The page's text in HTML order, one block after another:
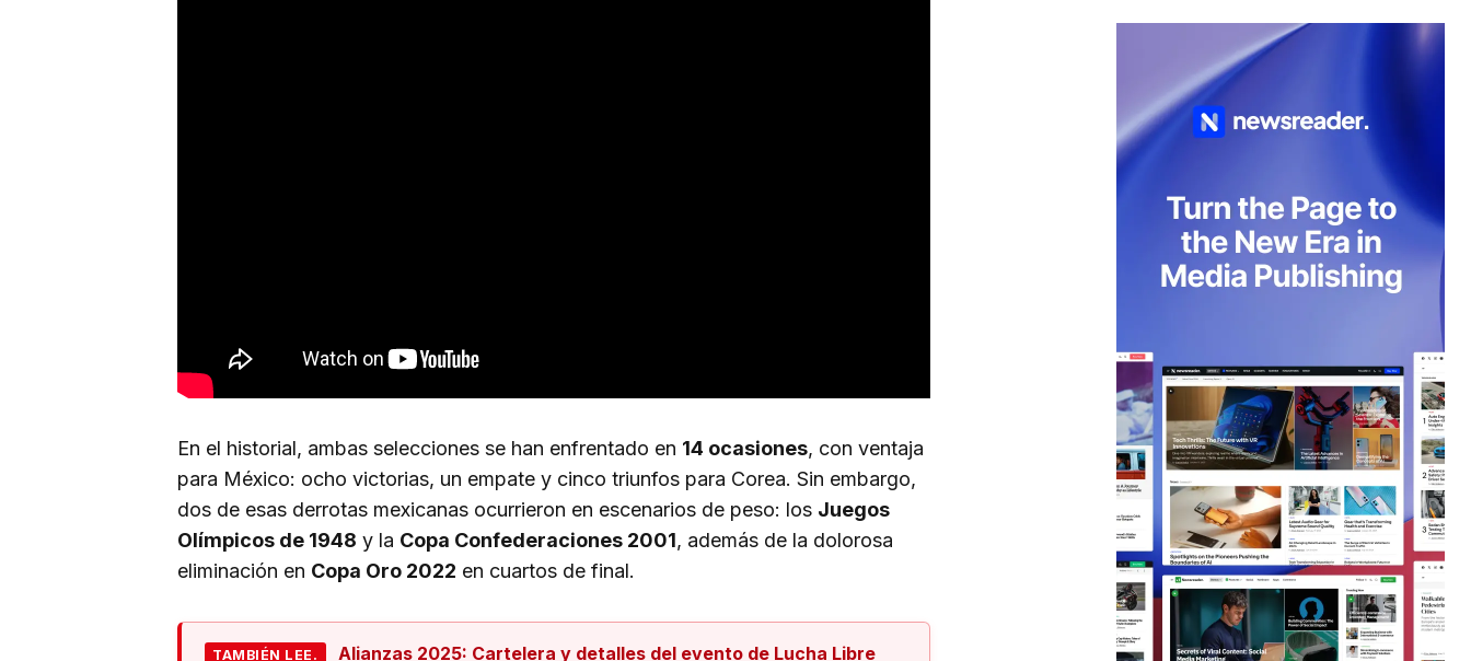
En el historial, ambas selecciones se han enfrentado en 14 ocasiones, con ventaja
para México: ocho victorias, un empate y cinco triunfos para Corea. Sin embargo,
dos de esas derrotas mexicanas ocurrieron en escenarios de peso: los Juegos
Olímpicos de 1948 y la Copa Confederaciones 2001, además de la dolorosa
eliminación en Copa Oro 2022 en cuartos de final.
TAMBIÉN LEE.
Alianzas 2025: Cartelera y detalles del evento de Lucha Libre